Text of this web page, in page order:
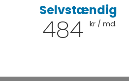
Selvstændig
484 kr / md.